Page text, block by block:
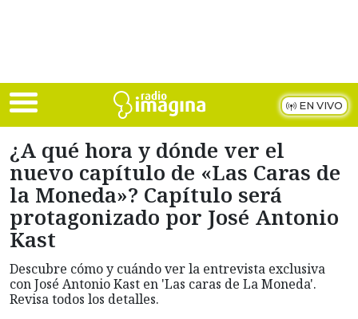
EN VIVO
¿A qué hora y dónde ver el
nuevo capítulo de «Las Caras de
la Moneda»? Capítulo será
protagonizado por José Antonio
Kast
Descubre cómo y cuándo ver la entrevista exclusiva
con José Antonio Kast en 'Las caras de La Moneda'.
Revisa todos los detalles.